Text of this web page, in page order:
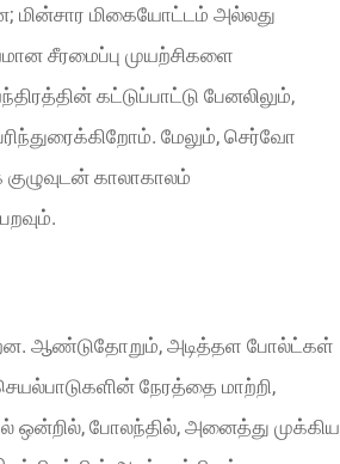
மின்சார மிகையோட்டம் அல்லது
சீரமைப்பு முயற்சிகளை
கட்டுப்பாட்டு பேனலிலும்,
மேலும், செர்வோ
காலாகாலம்
ஆண்டுதோறும், அடித்தள போல்ட்கள்
நேரத்தை மாற்றி,
ஒன்றில், போலந்தில், அனைத்து முக்கிய